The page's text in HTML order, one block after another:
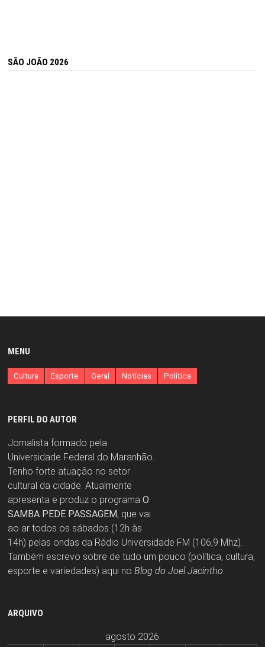
SÃO JOÃO 2026
MENU
Cultura Esporte Geral Notícias Política
PERFIL DO AUTOR
Jornalista formado pela
Universidade Federal do Maranhão.
Tenho forte atuação no setor
cultural da cidade. Atualmente
apresenta e produz o programa O
SAMBA PEDE PASSAGEM, que vai
ao ar todos os sábados (12h às
14h) pelas ondas da Rádio Universidade FM (106,9 Mhz).
Também escrevo sobre de tudo um pouco (política, cultura,
esporte e variedades) aqui no Blog do Joel Jacintho
ARQUIVO
agosto 2026